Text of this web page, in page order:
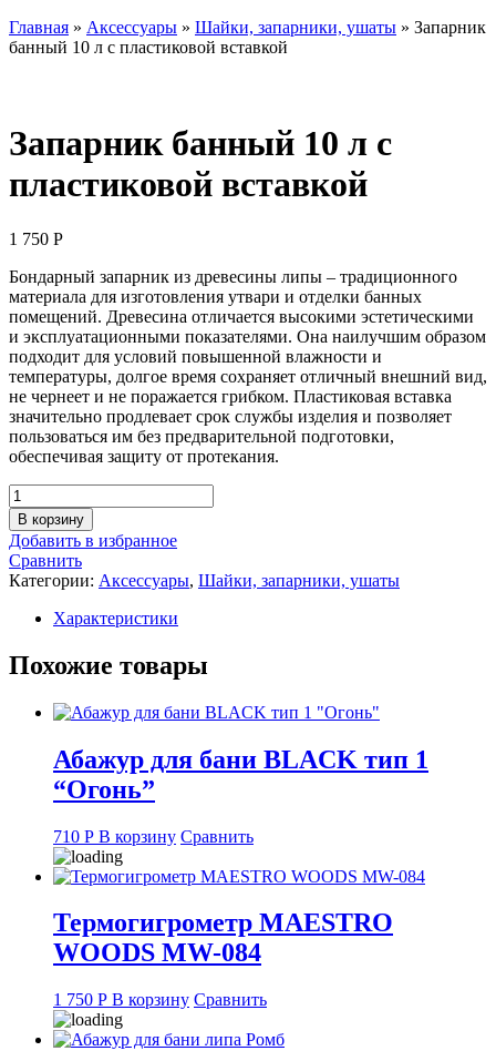
Главная » Аксессуары » Шайки, запарники, ушаты » Запарник
банный 10 л с пластиковой вставкой
Запарник банный 10 л с
пластиковой вставкой
1 750 Р
Бондарный запарник из древесины липы – традиционного
материала для изготовления утвари и отделки банных
помещений. Древесина отличается высокими эстетическими
и эксплуатационными показателями. Она наилучшим образом
подходит для условий повышенной влажности и
температуры, долгое время сохраняет отличный внешний вид,
не чернеет и не поражается грибком. Пластиковая вставка
значительно продлевает срок службы изделия и позволяет
пользоваться им без предварительной подготовки,
обеспечивая защиту от протекания.
Количество
товара
Запарник
банный
10
л
пластиковой
вставкой
В корзину
Добавить в избранное
Сравнить
Категории: Аксессуары, Шайки, запарники, ушаты
Характеристики
Похожие товары
Абажур для бани BLACK тип 1
“Огонь”
710 Р В корзину Сравнить
Термогигрометр MAESTRO
WOODS MW-084
1 750 Р В корзину Сравнить